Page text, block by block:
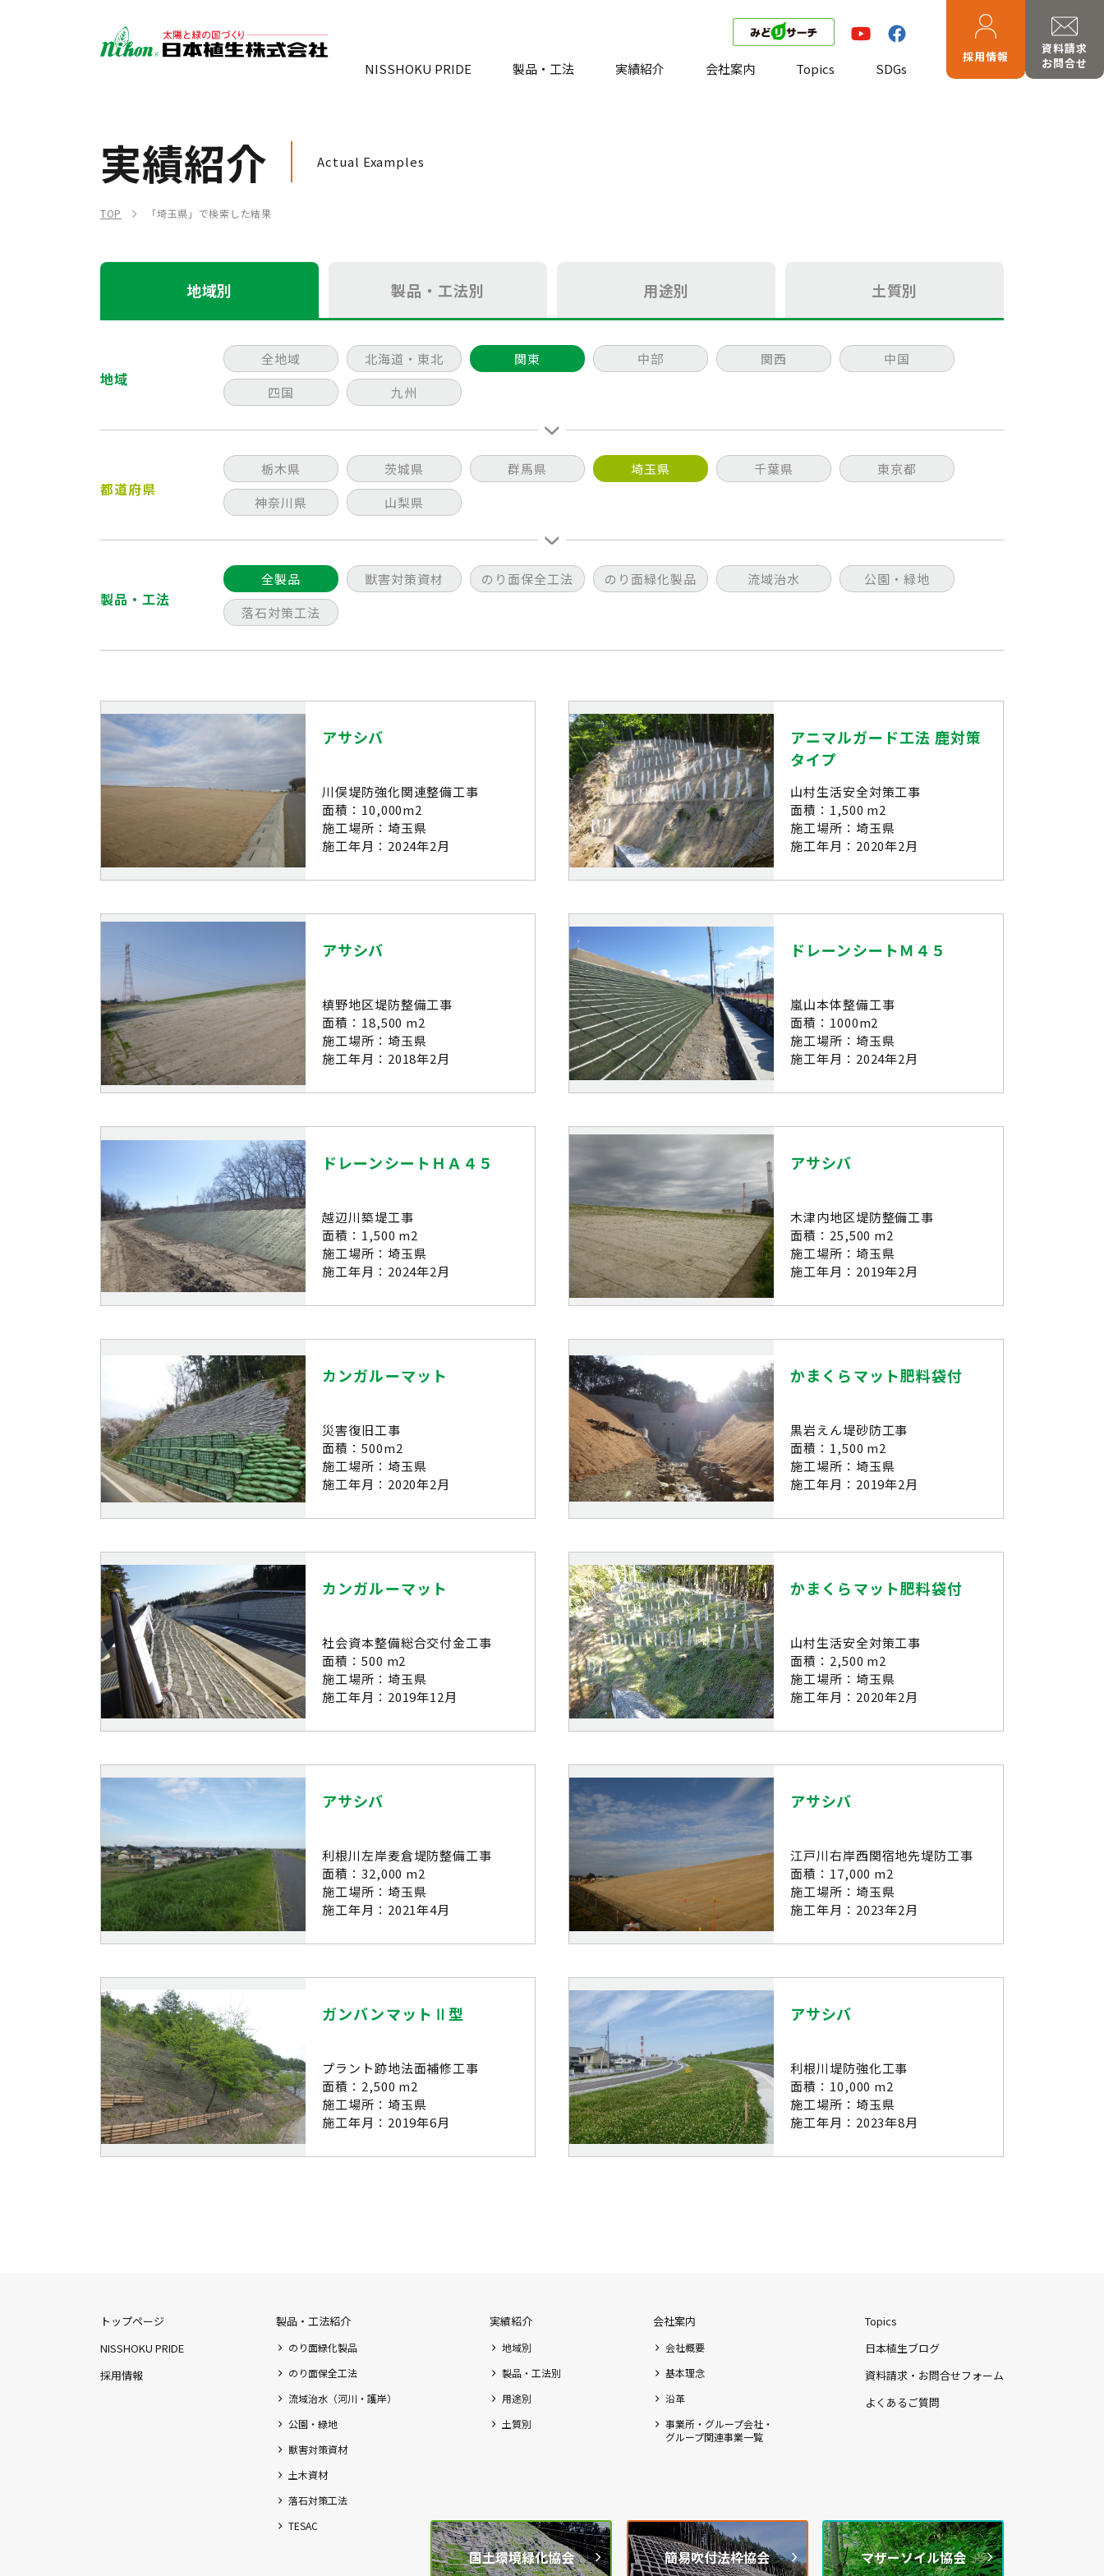
採用情報
資料請求
お問合せ
NISSHOKU PRIDE 製品・工法 実績紹介 会社案内 Topics SDGs
実績紹介 Actual Examples
TOP 「埼玉県」で検索した結果
地域別 製品・工法別 用途別 土質別
地域
全地域 北海道・東北 関東 中部 関西
中国
四国
九州
都道府県
栃木県 茨城県 群馬県 埼玉県 千葉県
東京都
神奈川県
山梨県
製品・工法
全製品 獣害対策資材 のり面保全工法 のり面緑化製品 流域治水
公園・緑地
落石対策工法
アサシバ
川俣堤防強化関連整備工事
面積：10,000m2
施工場所：埼玉県
施工年月：2024年2月
アニマルガード工法 鹿対策
タイプ
山村生活安全対策工事
面積：1,500 m2
施工場所：埼玉県
施工年月：2020年2月
アサシバ
槙野地区堤防整備工事
面積：18,500 m2
施工場所：埼玉県
施工年月：2018年2月
ドレーンシートＭ４５
嵐山本体整備工事
面積：1000m2
施工場所：埼玉県
施工年月：2024年2月
ドレーンシートＨＡ４５
越辺川築堤工事
面積：1,500 m2
施工場所：埼玉県
施工年月：2024年2月
アサシバ
木津内地区堤防整備工事
面積：25,500 m2
施工場所：埼玉県
施工年月：2019年2月
カンガルーマット
災害復旧工事
面積：500m2
施工場所：埼玉県
施工年月：2020年2月
かまくらマット肥料袋付
黒岩えん堤砂防工事
面積：1,500 m2
施工場所：埼玉県
施工年月：2019年2月
カンガルーマット
社会資本整備総合交付金工事
面積：500 m2
施工場所：埼玉県
施工年月：2019年12月
かまくらマット肥料袋付
山村生活安全対策工事
面積：2,500 m2
施工場所：埼玉県
施工年月：2020年2月
アサシバ
利根川左岸麦倉堤防整備工事
面積：32,000 m2
施工場所：埼玉県
施工年月：2021年4月
アサシバ
江戸川右岸西関宿地先堤防工事
面積：17,000 m2
施工場所：埼玉県
施工年月：2023年2月
ガンバンマットⅡ型
プラント跡地法面補修工事
面積：2,500 m2
施工場所：埼玉県
施工年月：2019年6月
アサシバ
利根川堤防強化工事
面積：10,000 m2
施工場所：埼玉県
施工年月：2023年8月
トップページ
NISSHOKU PRIDE
採用情報
製品・工法紹介
のり面緑化製品
のり面保全工法
流域治水（河川・護岸）
公園・緑地
獣害対策資材
土木資材
落石対策工法
TESAC
実績紹介
地域別
製品・工法別
用途別
土質別
会社案内
会社概要
基本理念
沿革
事業所・グループ会社・
グループ関連事業一覧
Topics
日本植生ブログ
資料請求・お問合せフォーム
よくあるご質問
国土環境緑化協会 簡易吹付法枠協会 マザーソイル協会